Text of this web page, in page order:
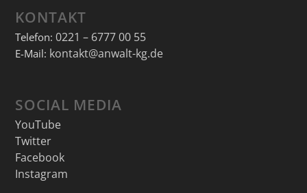
KONTAKT
Telefon: 0221 – 6777 00 55
E-Mail: kontakt@anwalt-kg.de
SOCIAL MEDIA
YouTube
Twitter
Facebook
Instagram